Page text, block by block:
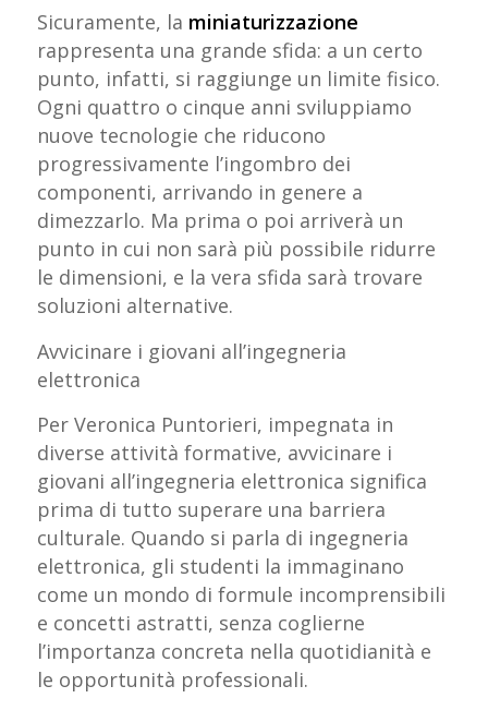
Sicuramente, la miniaturizzazione
rappresenta una grande sfida: a un certo
punto, infatti, si raggiunge un limite fisico.
Ogni quattro o cinque anni sviluppiamo
nuove tecnologie che riducono
progressivamente l’ingombro dei
componenti, arrivando in genere a
dimezzarlo. Ma prima o poi arriverà un
punto in cui non sarà più possibile ridurre
le dimensioni, e la vera sfida sarà trovare
soluzioni alternative.
Avvicinare i giovani all’ingegneria
elettronica
Per Veronica Puntorieri, impegnata in
diverse attività formative, avvicinare i
giovani all’ingegneria elettronica significa
prima di tutto superare una barriera
culturale. Quando si parla di ingegneria
elettronica, gli studenti la immaginano
come un mondo di formule incomprensibili
e concetti astratti, senza coglierne
l’importanza concreta nella quotidianità e
le opportunità professionali.